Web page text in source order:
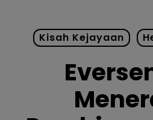
Kisah Kejayaan